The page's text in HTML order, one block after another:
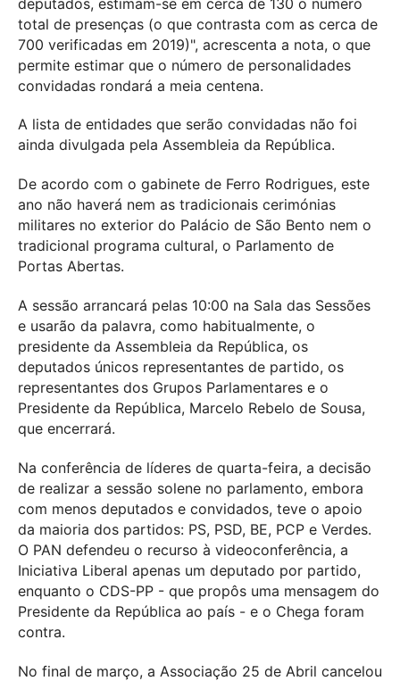
total de presenças (o que contrasta com as cerca de
700 verificadas em 2019)", acrescenta a nota, o que
permite estimar que o número de personalidades
convidadas rondará a meia centena.
A lista de entidades que serão convidadas não foi
ainda divulgada pela Assembleia da República.
De acordo com o gabinete de Ferro Rodrigues, este
ano não haverá nem as tradicionais cerimónias
militares no exterior do Palácio de São Bento nem o
tradicional programa cultural, o Parlamento de
Portas Abertas.
A sessão arrancará pelas 10:00 na Sala das Sessões
e usarão da palavra, como habitualmente, o
presidente da Assembleia da República, os
deputados únicos representantes de partido, os
representantes dos Grupos Parlamentares e o
Presidente da República, Marcelo Rebelo de Sousa,
que encerrará.
Na conferência de líderes de quarta-feira, a decisão
de realizar a sessão solene no parlamento, embora
com menos deputados e convidados, teve o apoio
da maioria dos partidos: PS, PSD, BE, PCP e Verdes.
O PAN defendeu o recurso à videoconferência, a
Iniciativa Liberal apenas um deputado por partido,
enquanto o CDS-PP - que propôs uma mensagem do
Presidente da República ao país - e o Chega foram
contra.
No final de março, a Associação 25 de Abril cancelou